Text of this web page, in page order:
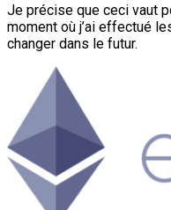
Je précise que ceci vaut
moment où j’ai effectué
changer dans le futur.